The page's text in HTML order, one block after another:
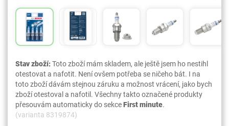
Stav zboží:Toto zboží mám skladem, ale ještě jsem ho nestihl
otestovat a nafotit. Není ovšem potřeba se ničeho bát. I na
toto zboží dávám stejnou záruku a možnost vrácení, jako bych
zboží otestoval a nafotil. Všechny takto označené produkty
přesouvám automaticky do sekceFirst minute.
(varianta 8319874)